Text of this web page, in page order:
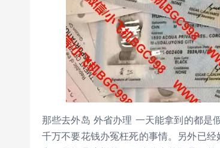
那些去外岛 外省办理 一天能拿到的都是
千万不要花钱办冤枉死的事情。另外已